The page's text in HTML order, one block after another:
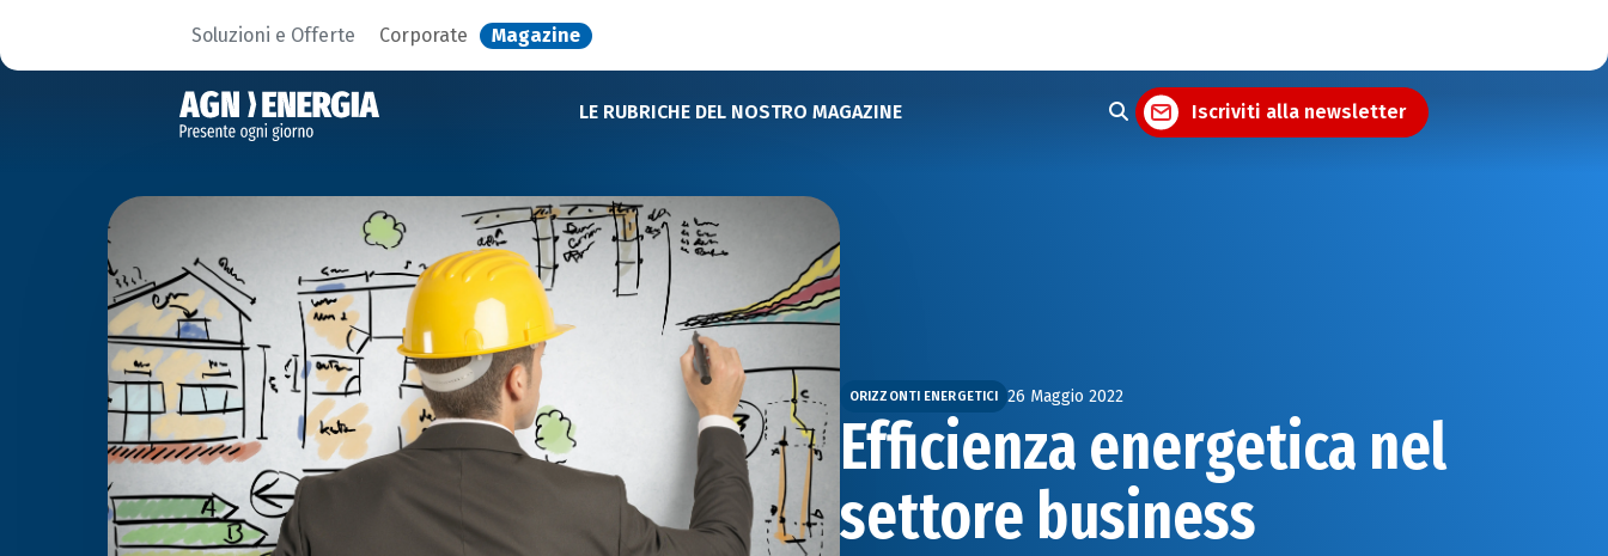
Soluzioni e Offerte Corporate Magazine
LE RUBRICHE DEL NOSTRO MAGAZINE Iscriviti alla newsletter
ORIZZONTI ENERGETICI 26 Maggio 2022
Efficienza energetica nel
settore business